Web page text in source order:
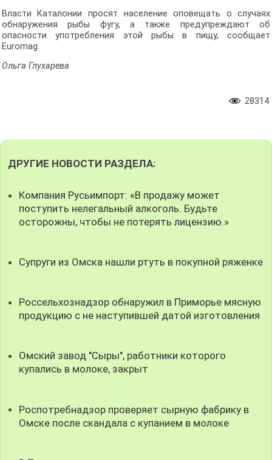
Власти Каталонии просят население оповещать о случаях
обнаружения рыбы фугу, а также предупреждают об
опасности употребления этой рыбы в пищу, сообщает
Euromag.
Ольга Глухарева
28314
ДРУГИЕ НОВОСТИ РАЗДЕЛА:
Компания Русьимпорт: «В продажу может
поступить нелегальный алкоголь. Будьте
осторожны, чтобы не потерять лицензию.»
Супруги из Омска нашли ртуть в покупной ряженке
Россельхознадзор обнаружил в Приморье мясную
продукцию с не наступившей датой изготовления
Омский завод "Сыры", работники которого
купались в молоке, закрыт
Роспотребнадзор проверяет сырную фабрику в
Омске после скандала с купанием в молоке